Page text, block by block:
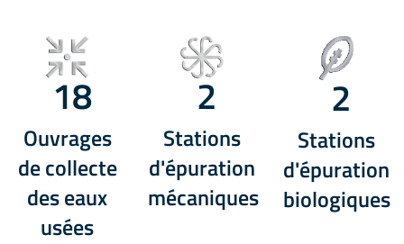
18
Ouvrages
de collecte
des eaux
usées
2
Stations
d'épuration
mécaniques
2
Stations
d'épuration
biologiques